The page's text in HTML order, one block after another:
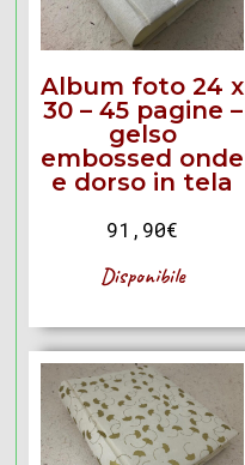
Album foto 24 x
30 – 45 pagine –
gelso
embossed onde
e dorso in tela
91,90€
Disponibile